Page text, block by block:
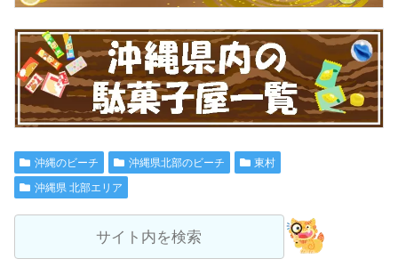
沖縄のビーチ 沖縄県北部のビーチ
東村
沖縄県 北部エリア